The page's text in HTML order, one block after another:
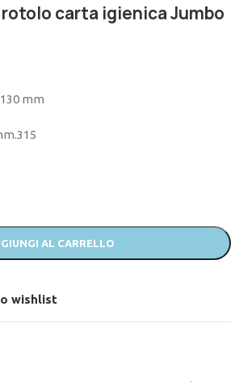
carta igienica Jumbo
mm
AL CARRELLO
wishlist